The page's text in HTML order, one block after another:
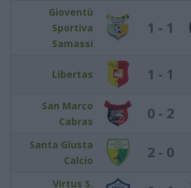
Gioventù
Sportiva
Samassi
1 - 1
Libertas 1 - 1
San Marco
Cabras
0 - 2
Santa Giusta
Calcio
2 - 0
Virtus S.